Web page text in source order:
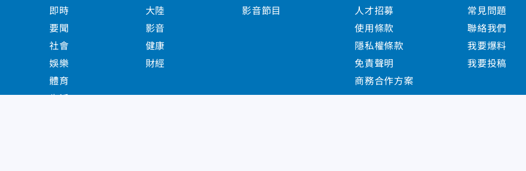
即時
要聞
社會
娛樂
體育
大陸
影音
健康
財經
影音節目
人才招募
使用條款
隱私權條款
免責聲明
商務合作方案
常見問題
聯絡我們
我要爆料
我要投稿